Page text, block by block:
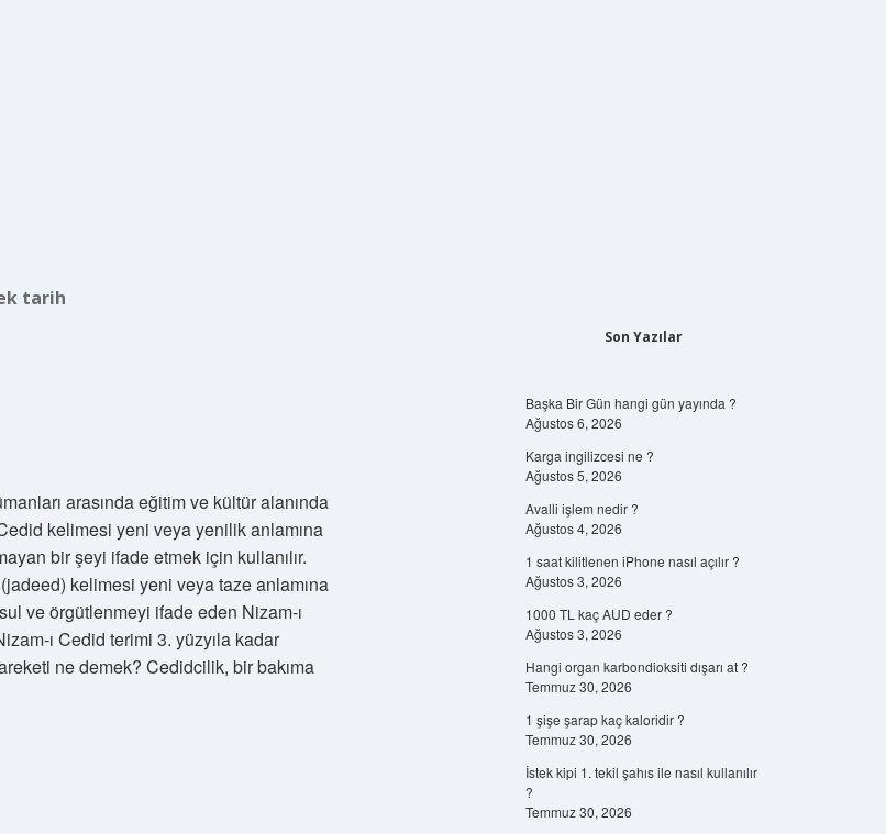
tarih
arasında eğitim ve kültür alanında
kelimesi yeni veya yenilik anlamına
bir şeyi ifade etmek için kullanılır.
ve örgütlenmeyi ifade eden Nizam-ı
ı Cedid terimi 3. yüzyıla kadar
ne demek? Cedidcilik, bir bakıma
Son Yazılar
Başka Bir Gün hangi gün yayında ?
Ağustos 6, 2026
Karga ingilizcesi ne ?
Ağustos 5, 2026
Avalli işlem nedir ?
Ağustos 4, 2026
1 saat kilitlenen iPhone nasıl açılır ?
Ağustos 3, 2026
1000 TL kaç AUD eder ?
Ağustos 3, 2026
Hangi organ karbondioksiti dışarı at ?
Temmuz 30, 2026
1 şişe şarap kaç kaloridir ?
Temmuz 30, 2026
İstek kipi 1. tekil şahıs ile nasıl kullanılır
?
Temmuz 30, 2026